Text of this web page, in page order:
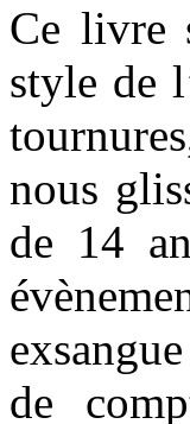
Ce livre
style de
nous
de 14
de